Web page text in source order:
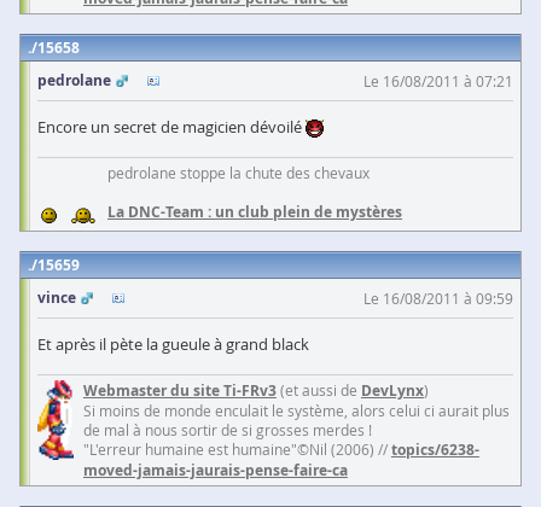
15658
pedrolane
Le 16/08/2011 à 07:21
Encore un secret de magicien dévoilé
pedrolane stoppe la chute des chevaux
La DNC-Team : un club plein de mystères
15659
vince
Le 16/08/2011 à 09:59
Et après il pète la gueule à grand black
Webmaster du site Ti-FRv3(et aussi de DevLynx)
Si moins de monde enculait le système, alors celui ci aurait plus
de mal à nous sortir de si grosses merdes !
"L'erreur humaine est humaine"©Nil (2006) //topics/6238-
moved-jamais-jaurais-pense-faire-ca